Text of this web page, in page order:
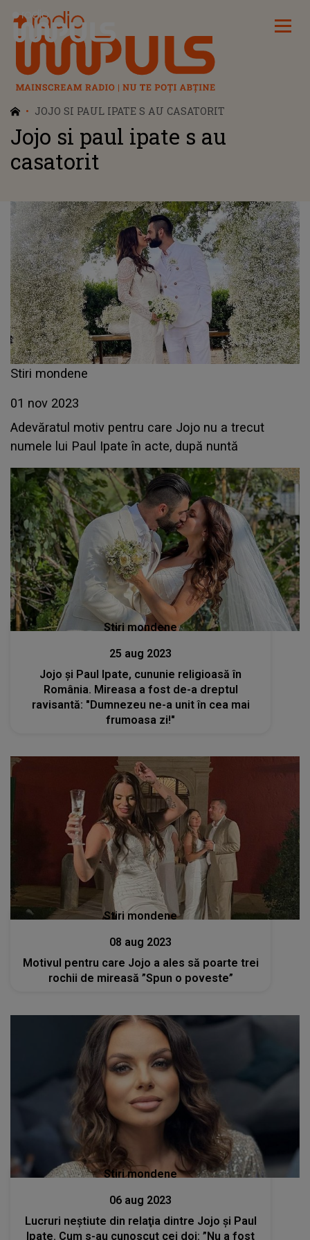
Radio Impuls
JOJO SI PAUL IPATE S AU CASATORIT
Jojo si paul ipate s au
casatorit
Stiri mondene
01 nov 2023
Adevăratul motiv pentru care Jojo nu a trecut
numele lui Paul Ipate în acte, după nuntă
Stiri mondene
25 aug 2023
Jojo și Paul Ipate, cununie religioasă în
România. Mireasa a fost de-a dreptul
ravisantă: "Dumnezeu ne-a unit în cea mai
frumoasa zi!"
Stiri mondene
08 aug 2023
Motivul pentru care Jojo a ales să poarte trei
rochii de mireasă ”Spun o poveste”
Stiri mondene
06 aug 2023
Lucruri neştiute din relaţia dintre Jojo și Paul
Ipate. Cum s-au cunoscut cei doi: ”Nu a fost